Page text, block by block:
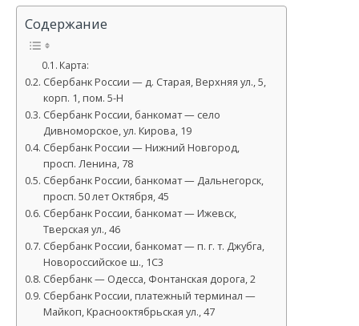
Содержание
Карта:
Сбербанк России — д. Старая, Верхняя ул., 5,
корп. 1, пом. 5-Н
Сбербанк России, банкомат — село
Дивноморское, ул. Кирова, 19
Сбербанк России — Нижний Новгород,
просп. Ленина, 78
Сбербанк России, банкомат — Дальнегорск,
просп. 50 лет Октября, 45
Сбербанк России, банкомат — Ижевск,
Тверская ул., 46
Сбербанк России, банкомат — п. г. т. Джубга,
Новороссийское ш., 1С3
Сбербанк — Одесса, Фонтанская дорога, 2
Сбербанк России, платежный терминал —
Майкоп, Краснооктябрьская ул., 47